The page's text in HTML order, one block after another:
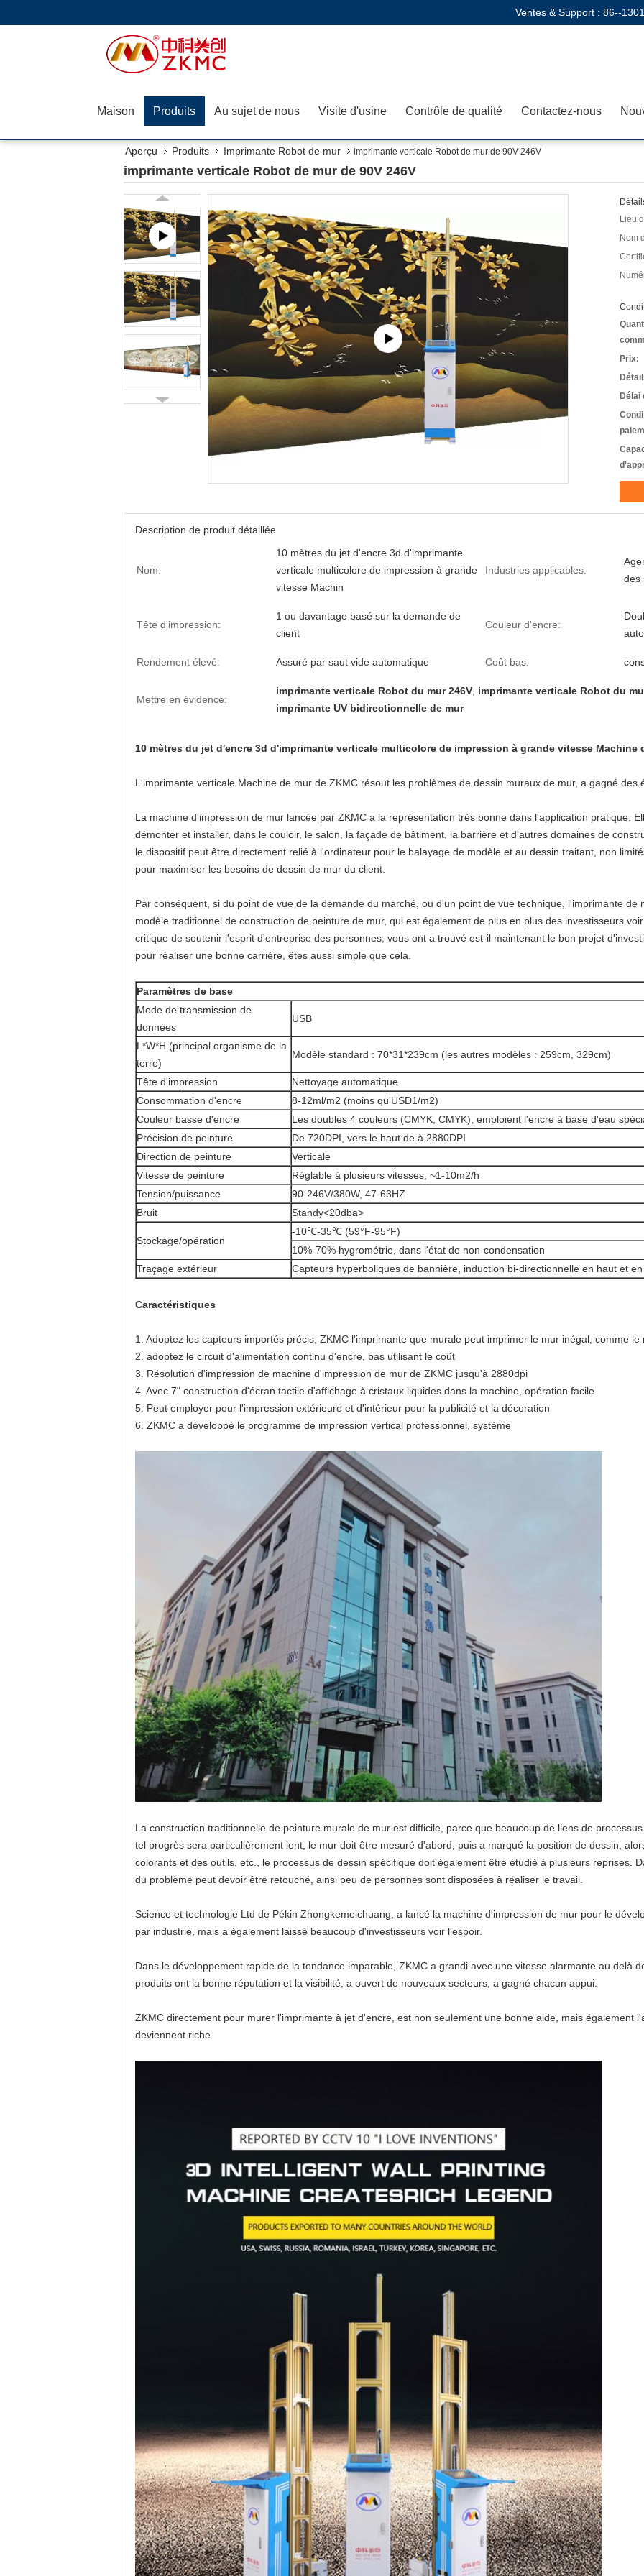
Ventes & Support : 86--
Maison Produits Au sujet de nous Visite d'usine Contrôle de qualité Contactez-nous
Aperçu Produits Imprimante Robot de mur imprimante verticale Robot de mur de 90V 246V
imprimante verticale Robot de mur de 90V 246V
Lieu
Nom
Prix:
Délai
Description de produit détaillée
Nom:
10 mètres du jet d'encre 3d d'imprimante
verticale multicolore de impression à grande
vitesse Machin
Industries applicables:
des
Tête d'impression:
1 ou davantage basé sur la demande de
client
Couleur d'encre:
Rendement élevé: Assuré par saut vide automatique Coût bas:
Mettre en évidence:
imprimante verticale Robot du mur 246V imprimante verticale Robot du
imprimante UV bidirectionnelle de mur
10 mètres du jet d'encre 3d d'imprimante verticale multicolore de impression à grande vitesse Machine
L'imprimante verticale Machine de mur de ZKMC résout les problèmes de dessin muraux de mur, a gagné des
La machine d'impression de mur lancée par ZKMC a la représentation très bonne dans l'application pratique.
démonter et installer, dans le couloir, le salon, la façade de bâtiment, la barrière et d'autres domaines de
le dispositif peut être directement relié à l'ordinateur pour le balayage de modèle et au dessin traitant, non
pour maximiser les besoins de dessin de mur du client.
Par conséquent, si du point de vue de la demande du marché, ou d'un point de vue technique, l'imprimante de
modèle traditionnel de construction de peinture de mur, qui est également de plus en plus des investisseurs
critique de soutenir l'esprit d'entreprise des personnes, vous ont a trouvé est-il maintenant le bon projet
pour réaliser une bonne carrière, êtes aussi simple que cela.
Paramètres de base
Mode de transmission de
données
USB
L*W*H (principal organisme de la
terre)
Modèle standard : 70*31*239cm (les autres modèles : 259cm, 329cm)
Tête d'impression
Nettoyage automatique
Consommation d'encre
8-12ml/m2 (moins qu'USD1/m2)
Couleur basse d'encre
Les doubles 4 couleurs (CMYK, CMYK), emploient l'encre à base d'eau
Précision de peinture
De 720DPI, vers le haut de à 2880DPI
Direction de peinture
Verticale
Vitesse de peinture
Réglable à plusieurs vitesses, ~1-10m2/h
Tension/puissance
90-246V/380W, 47-63HZ
Bruit
Standy<20dba>
Stockage/opération
-10℃-35℃ (59°F-95°F)
10%-70% hygrométrie, dans l'état de non-condensation
Traçage extérieur
Capteurs hyperboliques de bannière, induction bi-directionnelle en haut et
Caractéristiques
1. Adoptez les capteurs importés précis, ZKMC l'imprimante que murale peut imprimer le mur inégal, comme le
2. adoptez le circuit d'alimentation continu d'encre, bas utilisant le coût
3. Résolution d'impression de machine d'impression de mur de ZKMC jusqu'à 2880dpi
4. Avec 7" construction d'écran tactile d'affichage à cristaux liquides dans la machine, opération facile
5. Peut employer pour l'impression extérieure et d'intérieur pour la publicité et la décoration
6. ZKMC a développé le programme de impression vertical professionnel, système
La construction traditionnelle de peinture murale de mur est difficile, parce que beaucoup de liens de
tel progrès sera particulièrement lent, le mur doit être mesuré d'abord, puis a marqué la position de dessin,
colorants et des outils, etc., le processus de dessin spécifique doit également être étudié à plusieurs reprises.
du problème peut devoir être retouché, ainsi peu de personnes sont disposées à réaliser le travail.
Science et technologie Ltd de Pékin Zhongkemeichuang, a lancé la machine d'impression de mur pour le
par industrie, mais a également laissé beaucoup d'investisseurs voir l'espoir.
Dans le développement rapide de la tendance imparable, ZKMC a grandi avec une vitesse alarmante au delà
produits ont la bonne réputation et la visibilité, a ouvert de nouveaux secteurs, a gagné chacun appui.
ZKMC directement pour murer l'imprimante à jet d'encre, est non seulement une bonne aide, mais également
deviennent riche.